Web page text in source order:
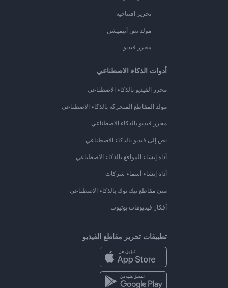
تحرير افتتاحية
مولد نص أنيميشن
محرر فيديو
أدوات الذكاء الاصطناعي
محرر الفيديو بالذكاء الاصطناعي
مولد المقاطع المتحركة بالذكاء الاصطناعي
محرر فيديو بالذكاء الاصطناعي
نص إلى فيديو بالذكاء الاصطناعي
أداة إنشاء المواقع بالذكاء الاصطناعي
أداة إنشاء أسماء شركات
منئ مقاطع تيك توك بالذكاء الاصطناعي
أفكار فيديوهات يوتيوب
تطبيقات تحرير مقاطع الفيديو